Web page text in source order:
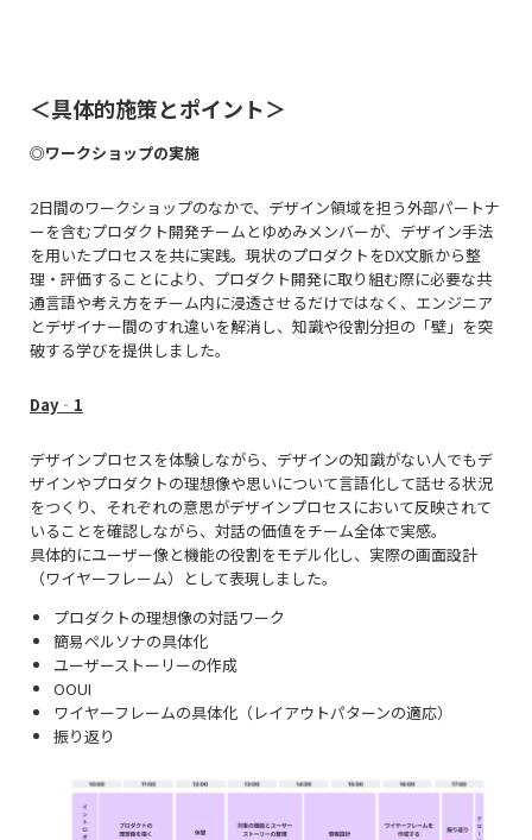
＜具体的施策とポイント＞
◎ワークショップの実施
2日間のワークショップのなかで、デザイン領域を担う外部パートナ
ーを含むプロダクト開発チームとゆめみメンバーが、デザイン手法
を用いたプロセスを共に実践。現状のプロダクトをDX文脈から整
理・評価することにより、プロダクト開発に取り組む際に必要な共
通言語や考え方をチーム内に浸透させるだけではなく、エンジニア
とデザイナー間のすれ違いを解消し、知識や役割分担の「壁」を突
破する学びを提供しました。
Day‐1
デザインプロセスを体験しながら、デザインの知識がない⼈でもデ
ザインやプロダクトの理想像や思いについて言語化して話せる状況
をつくり、それぞれの意思がデザインプロセスにおいて反映されて
いることを確認しながら、対話の価値をチーム全体で実感。
具体的にユーザー像と機能の役割をモデル化し、実際の画面設計
（ワイヤーフレーム）として表現しました。
プロダクトの理想像の対話ワーク
簡易ペルソナの具体化
ユーザーストーリーの作成
OOUI
ワイヤーフレームの具体化（レイアウトパターンの適応）
振り返り